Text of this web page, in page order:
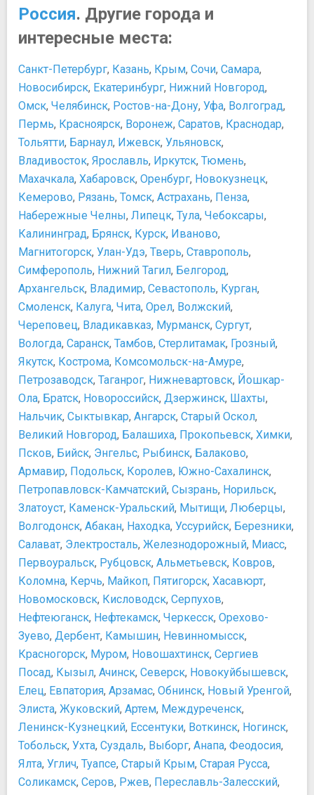
культуры им. М.И.Глинки
Государственный центральный музей современной
истории России
А.А. Бахрушина
Дом-музей Марины Цветаевой
Еврейский музей и центр толерантности
Международный Центр-Музей имени Н.К. Рериха
Минералогический музей им. А.Е. Ферсмана
Московский музей анимации
Московский музей современного искусства
Мосфильм Музей
Музей Железнодорожной Техники
Музей Индустриальной Культуры
Музей космонавтики
Музей Михаила Булгакова
Музей Москвы
Музей оптических иллюзий
Музей Отечественной войны 1812 года
Музей ретро-автомобилей
Музей советских игровых автоматов
Музей современного искусства «Гараж»
Музей хоккея
Музей Холодной войны в Бункере-42 на Таганке
Музей-Квартира Ф.М. Достоевского
Музей-панорама "Бородинская битва"
Музей-Театр "Булгаковский Дом"
Мультимедиа Арт Музей
Оружейная Палата
Палеонтологический музей им. Ю.А. Орлова
Патриаршие палаты
Третьяковская галерея на Крымском валу
Центр дизайна Артплей
Центр современного искусства Винзавод
Центр фотографии им. братьев Люмьер
Центральный выставочный зал Манеж
Центральный музей Великой Отечественной войны
1941-1945 гг.
Ночная жизнь, рестораны, кабаре
Байк-центр Sexton
Бар "Гадкий Койот"
Бар "Маяк"
Клуб Пропаганда
Клуб Шестнадцать Тонн
Тайм Аут Бар
Юрий Долгорукий
Развлечения и отдых
Отдых в Москве: зимние развлечения
​Москва для детей
Покупки
Покупки в Москве
Сувениры из Москвы
Еда и напитки
Рестораны в Москве
​Еда и напитки в Москве
Транспорт
Аренда автомобиля и такси в Москве
Аэропорт "Домодедово"
Аэропорт "Шереметьево"
Аэропорт "​Внуково"
Аэроэкспресс
Велосипеды в Москве
Вокзалы Москвы
Инструкция о правилах поведения в различных
ситуациях для пассажиров Московского
метрополитена.
Информация о наземном транспорте Москвы
Как ориентироваться в Московском метрополитене
Карта наземных маршрутов Москвы
Карта речных маршрутов Москвы
Московский метрополитен (тарифы и время работы)
Ночные маршруты наземного транспорта Москвы
Общественный транспорт
Приложения для заказа такси
Схема метро Москвы
Схема трамвайных маршрутов Москвы
Такси. Советы
Безопасность
Безопасность в Москве
Общие советы по безопасности
Телефоны экстренных служб
Схемы
Карта Кремля
Схема ВТБ "Ледовый дворец"
Прочее
Необычные места Москвы
Россия. Другие города и
интересные места:
Санкт-Петербург, Казань, Крым, Сочи, Самара,
Новосибирск, Екатеринбург, Нижний Новгород,
Омск, Челябинск, Ростов-на-Дону, Уфа, Волгоград,
Пермь, Красноярск, Воронеж, Саратов, Краснодар,
Тольятти, Барнаул, Ижевск, Ульяновск,
Владивосток, Ярославль, Иркутск, Тюмень,
Махачкала, Хабаровск, Оренбург, Новокузнецк,
Кемерово, Рязань, Томск, Астрахань, Пенза,
Набережные Челны, Липецк, Тула, Чебоксары,
Калининград, Брянск, Курск, Иваново,
Магнитогорск, Улан-Удэ, Тверь, Ставрополь,
Симферополь, Нижний Тагил, Белгород,
Архангельск, Владимир, Севастополь, Курган,
Смоленск, Калуга, Чита, Орел, Волжский,
Череповец, Владикавказ, Мурманск, Сургут,
Вологда, Саранск, Тамбов, Стерлитамак, Грозный,
Якутск, Кострома, Комсомольск-на-Амуре,
Петрозаводск, Таганрог, Нижневартовск, Йошкар-
Ола, Братск, Новороссийск, Дзержинск, Шахты,
Нальчик, Сыктывкар, Ангарск, Старый Оскол,
Великий Новгород, Балашиха, Прокопьевск, Химки,
Псков, Бийск, Энгельс, Рыбинск, Балаково,
Армавир, Подольск, Королев, Южно-Сахалинск,
Петропавловск-Камчатский, Сызрань, Норильск,
Златоуст, Каменск-Уральский, Мытищи, Люберцы,
Волгодонск, Абакан, Находка, Уссурийск, Березники,
Салават, Электросталь, Железнодорожный, Миасс,
Первоуральск, Рубцовск, Альметьевск, Ковров,
Коломна, Керчь, Майкоп, Пятигорск, Хасавюрт,
Новомосковск, Кисловодск, Серпухов,
Нефтеюганск, Нефтекамск, Черкесск, Орехово-
Зуево, Дербент, Камышин, Невинномысск,
Красногорск, Муром, Новошахтинск, Сергиев
Посад, Кызыл, Ачинск, Северск, Новокуйбышевск,
Елец, Евпатория, Арзамас, Обнинск, Новый Уренгой,
Элиста, Жуковский, Артем, Междуреченск,
Ленинск-Кузнецкий, Ессентуки, Воткинск, Ногинск,
Тобольск, Ухта, Суздаль, Выборг, Анапа, Феодосия,
Ялта, Углич, Туапсе, Старый Крым, Старая Русса,
Соликамск, Серов, Ржев, Переславль-Залесский,